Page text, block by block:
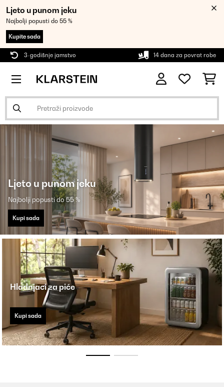
Ljeto u punom jeku
Najbolji popusti do 55 %
Kupite sada
3-godišnje jamstvo 14 dana za povrat robe
Ljeto u punom jeku
Najbolji popusti do 55 %
Kupi sada
Hladnjaci za piće
Kupi sada